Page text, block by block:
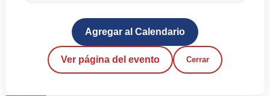
Agregar al Calendario
Ver página del evento Cerrar